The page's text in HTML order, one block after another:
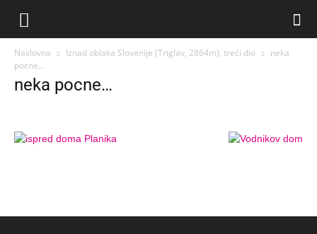
Naslovna Iznad oblaka Slovenije (Triglav, 2864m), treći dio
neka
pocne...
neka pocne…